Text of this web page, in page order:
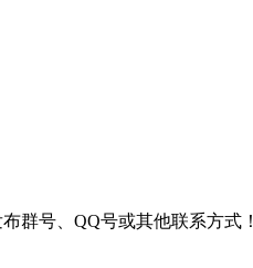
群号、QQ号或其他联系方式！